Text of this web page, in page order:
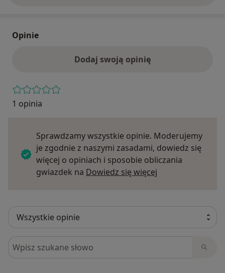
Opinie
Dodaj swoją opinię
1 opinia
Sprawdzamy wszystkie opinie. Moderujemy
je zgodnie z naszymi zasadami, dowiedz się
więcej o opiniach i sposobie obliczania
gwiazdek na Dowiedz się więcej
Szukaj w opiniach